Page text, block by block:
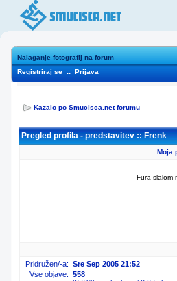
Nalaganje fotografij na forum
Registriraj se :: Prijava
Kazalo po Smucisca.net forumu
Pregled profila - predstavitev :: Frenk
Moja
Fura slalom
Pridružen/-a: Sre Sep 2005 21:52
Vse objave: 558